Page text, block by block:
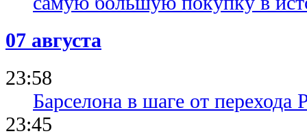
07 августа
23:58
Барселона в шаге от перехода
23:45